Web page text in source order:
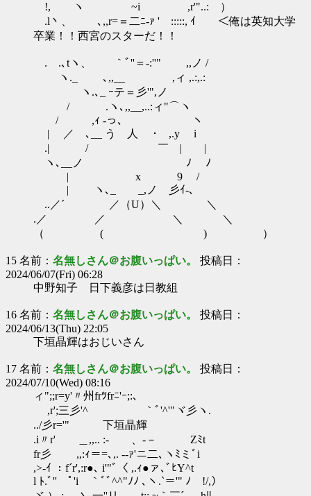
!, ヽ ~i ,r'"..: ）
.l丶、 ､,,r=＝二ﾆ-ｧ ' :::::, ｲ ＜俺は英知大学
卒業！！西宮のスターだ！！
.ゝ.､tヽ、 ｀ﾞ''＝‐:''" ,,ノ /
ヽ._ ゝ ､,,__ ,ィ ,.:,.:
ヽ.､_ ｰテ＝彡'",ノ
/ .ヽ､,,__,..:ィ"⌒ヽ
/ ,ｨ -っ､ ヽ
| ／ ､__ う 人 ･ ,.y i
.| / ￣ | |
ヽ､__ノ ﾉ ﾉ
| x 9 /
| ヽ､_ _,ノ 彡ｲ‐､
..／´ ／（U）＼ ＼
.／ ／ ＼ ＼
（ ( ) ）
15 名前： 名無しさん＠お腹いっぱい。 投稿日：
2024/06/07(Fri) 06:28
中野知子 日下義彦は日教組
16 名前： 名無しさん＠お腹いっぱい。 投稿日：
2024/06/13(Thu) 22:05
下垣晶輝はおじいさん
17 名前： 名無しさん＠お腹いっぱい。 投稿日：
2024/07/10(Wed) 08:16
ィ";;r=y'〃州frﾂfrﾆ'ｰ;:､
,r';三彡'^ ｀ﾞ'^'"ヾ彡ヽ.
../彡r='" 下垣晶輝
.i〃r' ＿,,.. :- 、-－ Zﾐt
fr彡 ,,:ｨ＝=､,. -‐ｧ'ニ二､ヽﾐミﾞi
,>-ｲ ：f´r',:r●､ i'"ﾞ〈 ,.ｨ●ァ､ﾞﾋY^t
l ﾄ.ﾞ'' ﾟ'i ｀ﾞﾞ^^"ﾉﾉ ､ヽ.`＝'" ﾉ !/,）